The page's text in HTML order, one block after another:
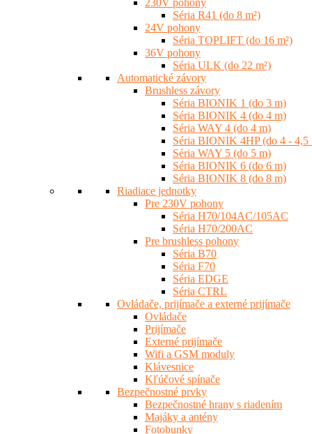
230V pohony
Séria R41 (do 8 m²)
24V pohony
Séria TOPLIFT (do 16 m²)
36V pohony
Séria ULK (do 22 m²)
Automatické závory
Brushless závory
Séria BIONIK 1 (do 3 m)
Séria BIONIK 4 (do 4 m)
Séria WAY 4 (do 4 m)
Séria BIONIK 4HP (do 4 - 4,5
Séria WAY 5 (do 5 m)
Séria BIONIK 6 (do 6 m)
Séria BIONIK 8 (do 8 m)
Riadiace jednotky
Pre 230V pohony
Séria H70/104AC/105AC
Séria H70/200AC
Pre brushless pohony
Séria B70
Séria F70
Séria EDGE
Séria CTRL
Ovládače, prijímače a externé prijímače
Ovládače
Prijímače
Externé prijímače
Wifi a GSM moduly
Klávesnice
Kľúčové spínače
Bezpečnostné prvky
Bezpečnostné hrany s riadením
Majáky a antény
Fotobunky